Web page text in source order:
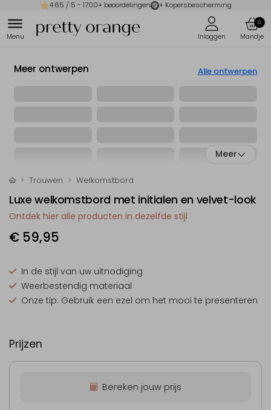
4.65 / 5 - 1700+ beoordelingen + Kopersbescherming
0
Meer ontwerpen Alle ontwerpen
Meer
Trouwen Welkomstbord
Luxe welkomstbord met initialen en velvet-look
Ontdek hier alle producten in dezelfde stijl
€ 59,95
In de stijl van uw uitnodiging
Weerbestendig materiaal
Onze tip: Gebruik een ezel om het mooi te presenteren
Prijzen
Bereken jouw prijs